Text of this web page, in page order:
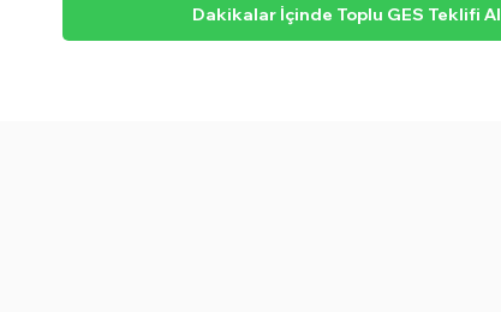
Dakikalar İçinde Toplu GES Teklifi Al